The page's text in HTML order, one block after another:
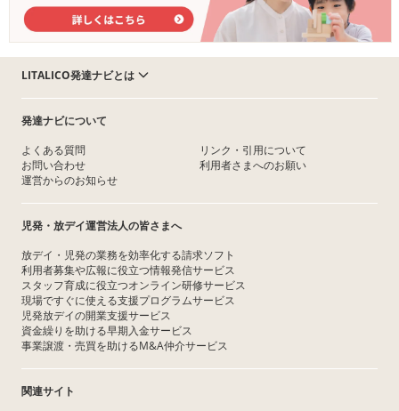
LITALICO発達ナビとは
発達ナビについて
よくある質問
お問い合わせ
運営からのお知らせ
リンク・引用について
利用者さまへのお願い
児発・放デイ運営法人の皆さまへ
放デイ・児発の業務を効率化する請求ソフト
利用者募集や広報に役立つ情報発信サービス
スタッフ育成に役立つオンライン研修サービス
現場ですぐに使える支援プログラムサービス
児発放デイの開業支援サービス
資金繰りを助ける早期入金サービス
事業譲渡・売買を助けるM&A仲介サービス
関連サイト